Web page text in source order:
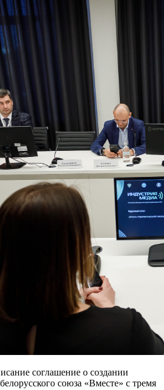
соглашение о создании
союза «Вместе» с тремя